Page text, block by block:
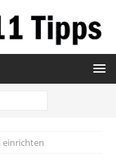
einrichten